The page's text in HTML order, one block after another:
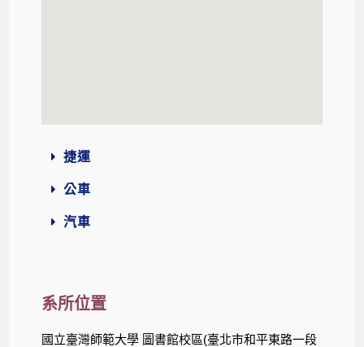
捷運
公車
汽車
系所位置
國立臺灣師範大學 圖書館校區(臺北市和平東路一段